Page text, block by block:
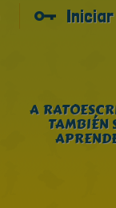
A
TAMBIÉN